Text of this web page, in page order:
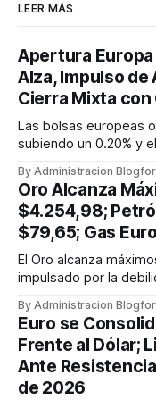
LEER MÁS
Apertura Europa
Alza, Impulso de
Cierra Mixta
Las bolsas europeas
subiendo un 0.20% y
la actividad en la
el Hang Seng caen
que...
By Administracion
Oro Alcanza
$4.254,98;
$79,65; Gas
El Oro alcanza
impulsado por la
WTI en $75,78,
Natural europeo (TTF)
By Administracion
Euro se
Frente al Dólar;
Ante
de 2026